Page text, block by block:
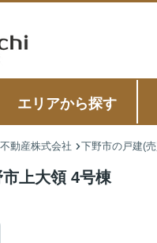
エリアから探す
動産株式会社 下野市の戸建(
上大領 4号棟